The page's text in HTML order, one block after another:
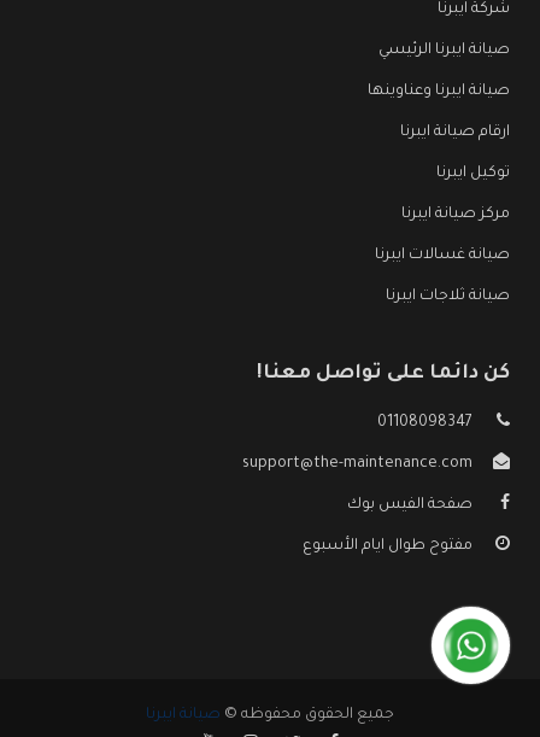
شركة ايبرنا
صيانة ايبرنا الرئيسي
صيانة ايبرنا وعناوينها
ارقام صيانة ايبرنا
توكيل ايبرنا
مركز صيانة ايبرنا
صيانة غسالات ايبرنا
صيانة ثلاجات ايبرنا
كن دائما على تواصل معنا!
01108098347
support@the-maintenance.com
صفحة الفيس بوك
مفتوح طوال ايام الأسبوع
جميع الحقوق محفوظه © صيانة ايبرنا